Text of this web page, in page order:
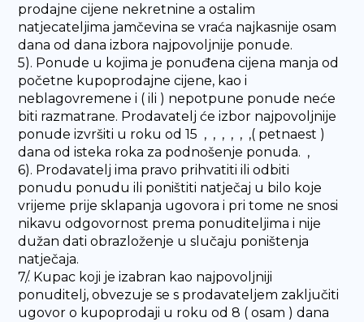
prodajne cijene nekretnine a ostalim
natjecateljima jamčevina se vraća najkasnije osam
dana od dana izbora najpovoljnije ponude.
5). Ponude u kojima je ponuđena cijena manja od
početne kupoprodajne cijene, kao i
neblagovremene i ( ili ) nepotpune ponude neće
biti razmatrane. Prodavatelj će izbor najpovoljnije
ponude izvršiti u roku od 15 , , , , , ,( petnaest )
dana od isteka roka za podnošenje ponuda. ,
6). Prodavatelj ima pravo prihvatiti ili odbiti
ponudu ponudu ili poništiti natječaj u bilo koje
vrijeme prije sklapanja ugovora i pri tome ne snosi
nikavu odgovornost prema ponuditeljima i nije
dužan dati obrazloženje u slučaju poništenja
natječaja.
7/. Kupac koji je izabran kao najpovoljniji
ponuditelj, obvezuje se s prodavateljem zaključiti
ugovor o kupoprodaji u roku od 8 ( osam ) dana